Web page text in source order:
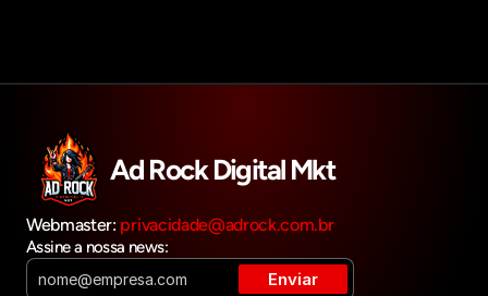
Ad Rock Digital Mkt
Webmaster: privacidade@adrock.com.br
Assine a nossa news: